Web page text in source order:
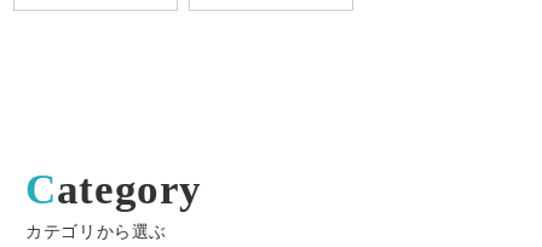
Category
カテゴリから選ぶ